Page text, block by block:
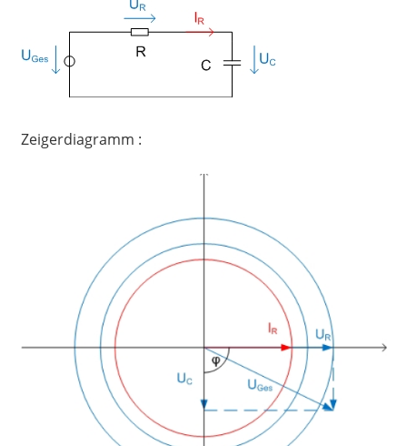
Zeigerdiagramm :